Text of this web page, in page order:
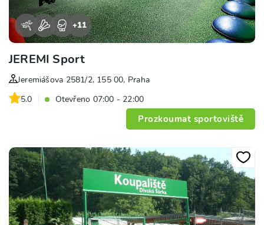
+11
JEREMI Sport
Jeremiášova 2581/2, 155 00, Praha
5.0
Otevřeno 07:00 - 22:00
Prozkoumat sportoviště